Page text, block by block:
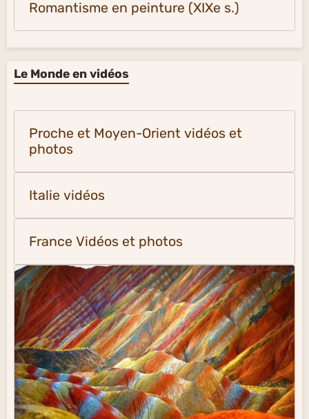
Romantisme en peinture (XIXe s.)
Le Monde en vidéos
Proche et Moyen-Orient vidéos et
photos
Italie vidéos
France Vidéos et photos